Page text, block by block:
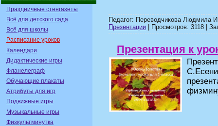
Праздничные стенгазеты
Всё для детского сада
Всё для школы
Расписание уроков
Календари
Дидактические игры
Фланелеграф
Обучающие плакаты
Атрибуты для игр
Подвижные игры
Музыкальные игры
Физкультминутка
Педагог: Переводчикова Людмила
Презентации | Просмотров: 3118 |
Презентация к